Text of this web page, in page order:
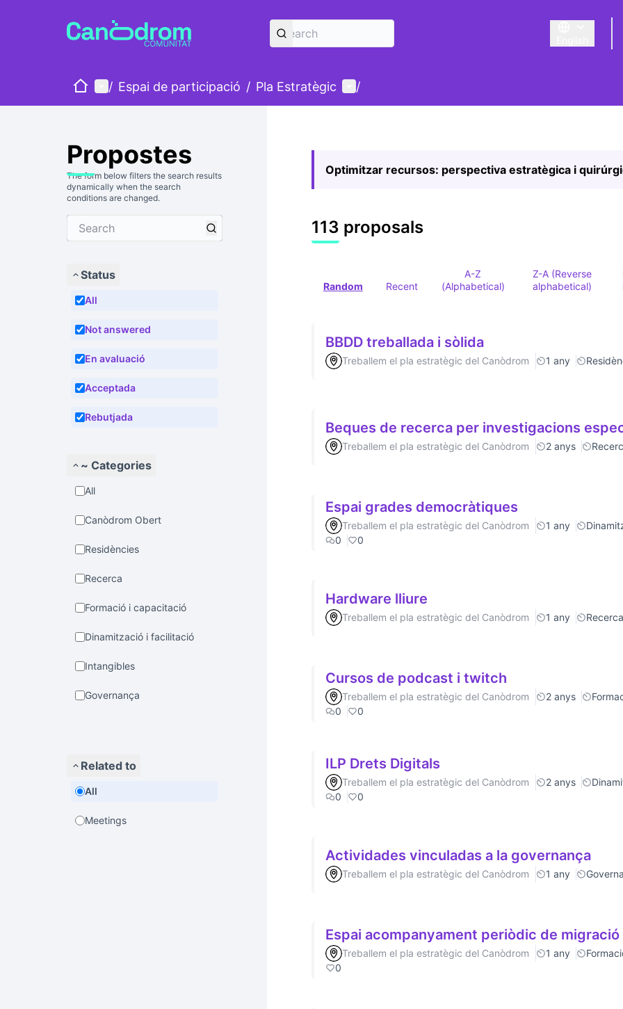
Triar la llengua
HomeMain menu
/ Espai de participació / Pla Estratègic User menu
/
Propostes
The form below filters the search results
dynamically when the search
conditions are changed.
Status
All
Not answered
En avaluació
Acceptada
Rebutjada
~ Categories
All
Canòdrom Obert
Residències
Recerca
Formació i capacitació
Dinamització i facilitació
Intangibles
Governança
Related to
All
Meetings
Optimitzar recursos: perspectiva estratègica i
113 proposals
Random Recent
A-Z
(Alphabetical)
Z-A (Reverse
alphabetical)
BBDD treballada i sòlida
Treballem el pla estratègic del Canòdrom 1 any
Beques de recerca per investigacions
Treballem el pla estratègic del Canòdrom 2 anys
Espai grades democràtiques
Treballem el pla estratègic del Canòdrom 1 any
0
0
Hardware lliure
Treballem el pla estratègic del Canòdrom 1 any Recerca
Cursos de podcast i twitch
Treballem el pla estratègic del Canòdrom 2 anys
0
0
ILP Drets Digitals
Treballem el pla estratègic del Canòdrom 2 anys
0
0
Actividades vinculadas a la governança
Treballem el pla estratègic del Canòdrom 1 any
Espai acompanyament periòdic de migració
Treballem el pla estratègic del Canòdrom 1 any
0